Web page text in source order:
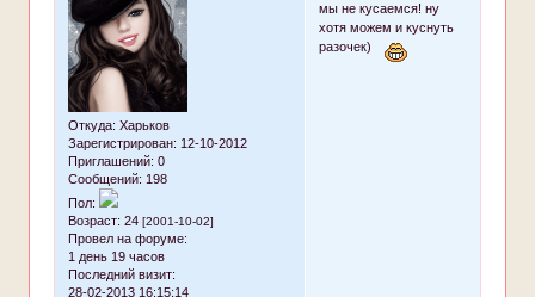
Откуда: Харьков
Зарегистрирован: 12-10-2012
Приглашений: 0
Сообщений: 198
Пол:
Возраст: 24 [2001-10-02]
Провел на форуме:
1 день 19 часов
Последний визит:
28-02-2013 16:15:14
мы не кусаемся! ну
хотя можем и куснуть
разочек)